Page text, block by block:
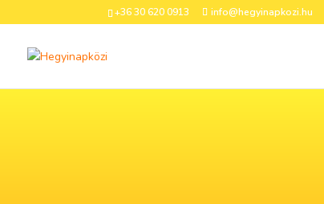
+36 30 620 0913 info@hegyinapkozi.hu